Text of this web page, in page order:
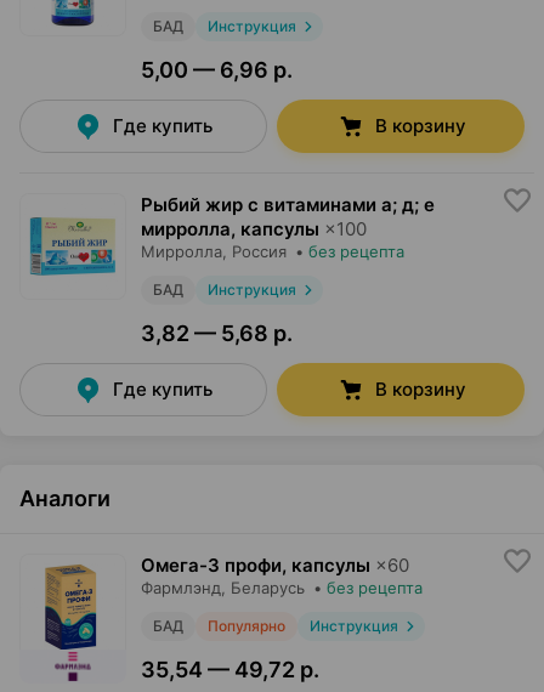
БАД Инструкция
5,00 — 6,96 р.
Где купить В корзину
Рыбий жир с витаминами а; д; е
мирролла, капсулы ×100
Мирролла, Россия • без рецепта
БАД Инструкция
3,82 — 5,68 р.
Где купить В корзину
Аналоги
Омега-3 профи, капсулы ×60
Фармлэнд, Беларусь • без рецепта
БАД Популярно Инструкция
35,54 — 49,72 р.